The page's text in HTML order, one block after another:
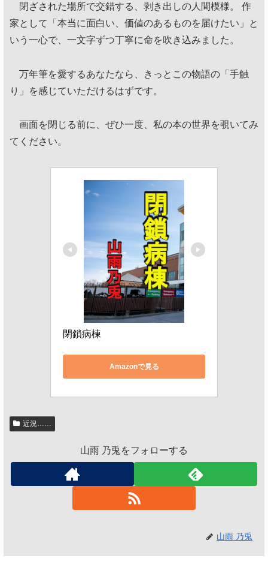
閉ざされた場所で交錯する、剥き出しの人間模様。 作
家として「本当に面白い、価値のあるものを届けたい」と
いう一心で、一文字ずつ丁寧に命を吹き込みました。
万年筆を愛するあなたなら、きっとこの物語の「手触
り」を感じていただけるはずです。
画面を閉じる前に、ぜひ一度、私の本の世界を覗いてみ
てください。
閉鎖病棟
Amazonで見る
近況……
山雨 乃兎をフォローする
山雨 乃兎